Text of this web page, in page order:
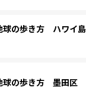
の歩き方 ハワイ
の歩き方 墨田区